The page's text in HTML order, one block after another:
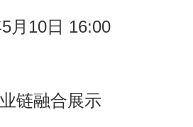
月10日 16:00
链融合展示